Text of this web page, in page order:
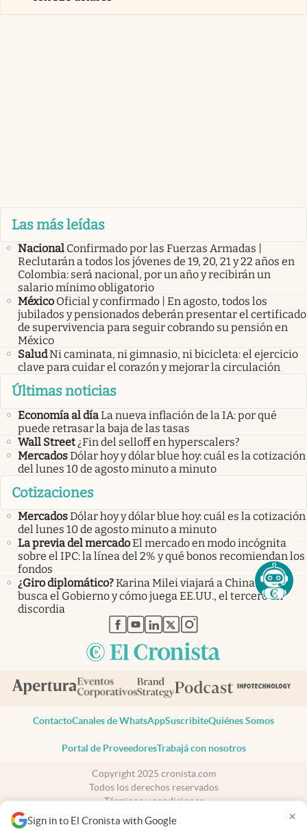
Sign in to El Cronista with Google ×
Las más leídas
Nacional Confirmado por las Fuerzas Armadas |
Reclutarán a todos los jóvenes de 19, 20, 21 y 22 años en
Colombia: será nacional, por un año y recibirán un
salario mínimo obligatorio
México Oficial y confirmado | En agosto, todos los
jubilados y pensionados deberán presentar el certificado
de supervivencia para seguir cobrando su pensión en
México
SaludNi caminata, ni gimnasio, ni bicicleta: el ejercicio
clave para cuidar el corazón y mejorar la circulación
Últimas noticias
Economía al díaLa nueva inflación de la IA: por qué
puede retrasar la baja de las tasas
Wall Street ¿Fin del selloff en hyperscalers?
MercadosDólar hoy y dólar blue hoy: cuál es la cotización
del lunes 10 de agosto minuto a minuto
Cotizaciones
MercadosDólar hoy y dólar blue hoy: cuál es la cotización
del lunes 10 de agosto minuto a minuto
La previa del mercadoEl mercado en modo incógnita
sobre el IPC: la línea del 2% y qué bonos recomiendan los
fondos
¿Giro diplomático?Karina Milei viajará a China: qué
busca el Gobierno y cómo juega EE.UU., el tercero en
discordia
abre en nueva pestaña
abre en nueva pestaña
abre en nueva pestaña
abre en nueva pestaña
abre en nueva pestaña
ContactoCanales de WhatsAppSuscribiteQuiénes Somos
Portal de ProveedoresTrabajá con nosotros
Copyright 2025 cronista.com
Todos los derechos reservados
Términos y condiciones
Privacidad
Consentimiento